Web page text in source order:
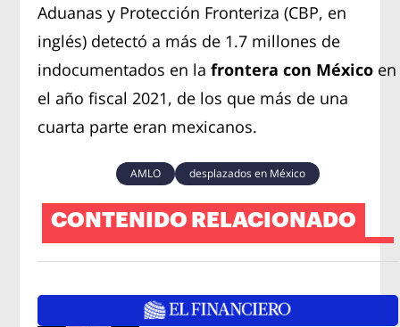
Aduanas y Protección Fronteriza (CBP, en
inglés) detectó a más de 1.7 millones de
indocumentados en lafrontera con México en
el año fiscal 2021, de los que más de una
cuarta parte eran mexicanos.
AMLO desplazados en México
CONTENIDO RELACIONADO